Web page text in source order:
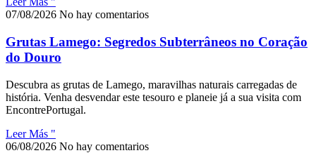
07/08/2026 No hay comentarios
Grutas Lamego: Segredos Subterrâneos no Coração
do Douro
Descubra as grutas de Lamego, maravilhas naturais carregadas de
história. Venha desvendar este tesouro e planeie já a sua visita com
EncontrePortugal.
Leer Más "
06/08/2026 No hay comentarios